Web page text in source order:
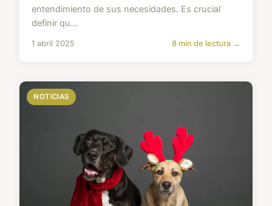
entendimiento de sus necesidades. Es crucial
definir qu...
1 abril 2025 8 min de lectura →
NOTICIAS